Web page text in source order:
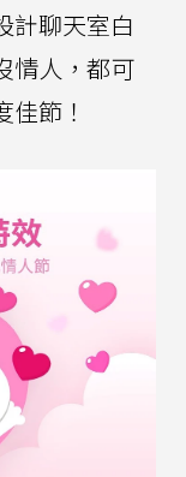
計聊天室白
情人，都可
節！